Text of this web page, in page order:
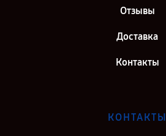
Отзывы
Доставка
Контакты
КОНТАКТЫ